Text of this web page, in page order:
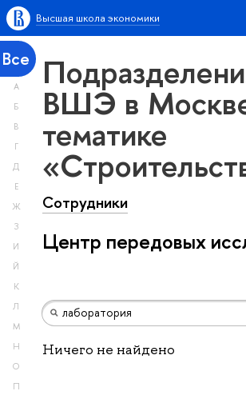
Высшая школа экономики
Все
А
Б
В
Г
Д
Е
Ж
З
И
Й
К
Л
М
Н
О
П
ВШЭ в
тематике
Сотрудники
Центр передовых
Ничего не найдено